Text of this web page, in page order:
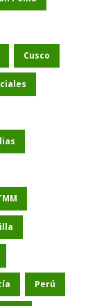
Cusco
Perú